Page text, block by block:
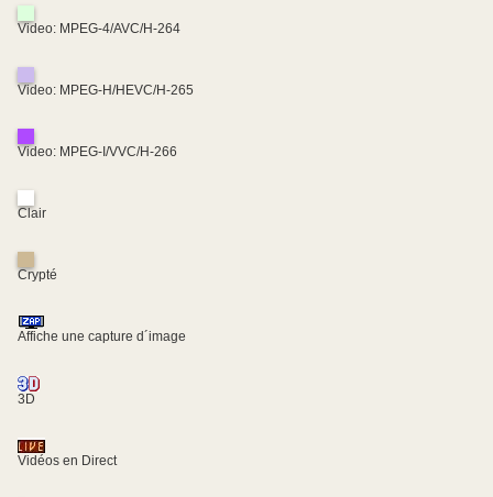
Video: MPEG-4/AVC/H-264
Video: MPEG-H/HEVC/H-265
Video: MPEG-I/VVC/H-266
Clair
Crypté
Affiche une capture d´image
3D
Vidéos en Direct